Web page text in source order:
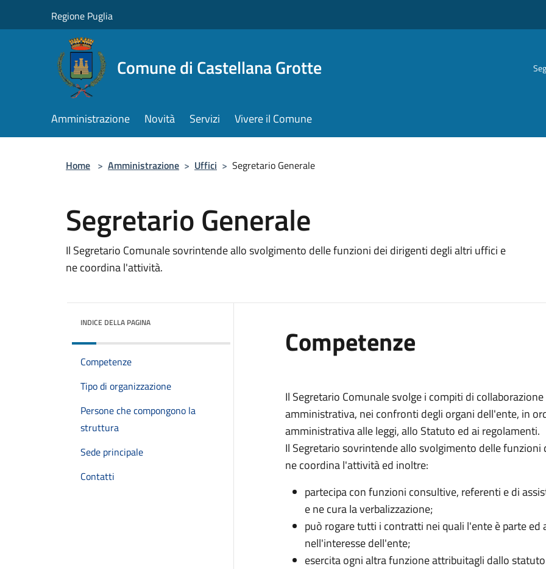
Regione Puglia
Comune di Castellana Grotte
Amministrazione Novità Servizi Vivere il Comune
Home > Amministrazione > Uffici > Segretario Generale
Segretario Generale
Il Segretario Comunale sovrintende allo svolgimento delle funzioni dei dirigenti degli altri uffici e
ne coordina l'attività.
INDICE DELLA PAGINA
Competenze
Tipo di organizzazione
Persone che compongono la
struttura
Sede principale
Contatti
Competenze
Il Segretario Comunale svolge i compiti di
amministrativa, nei confronti degli organi dell'ente, in
amministrativa alle leggi, allo Statuto ed ai regolamenti.
Il Segretario sovrintende allo svolgimento delle funzioni
ne coordina l'attività ed inoltre:
partecipa con funzioni consultive, referenti e di
e ne cura la verbalizzazione;
può rogare tutti i contratti nei quali l'ente è parte
nell'interesse dell'ente;
esercita ogni altra funzione attribuitagli dallo